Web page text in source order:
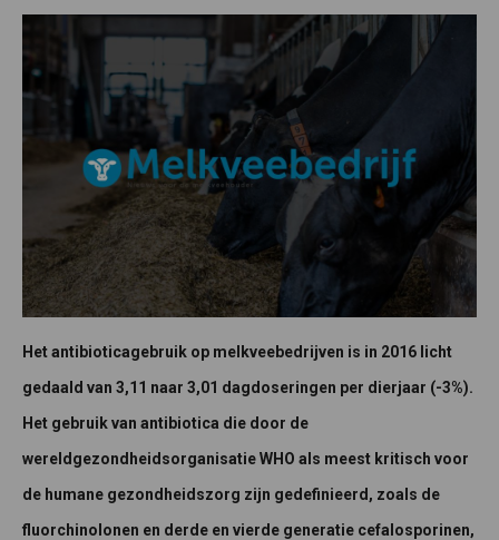
Het antibioticagebruik op melkveebedrijven is in 2016 licht
gedaald van 3,11 naar 3,01 dagdoseringen per dierjaar (-3%).
Het gebruik van antibiotica die door de
wereldgezondheidsorganisatie WHO als meest kritisch voor
de humane gezondheidszorg zijn gedefinieerd, zoals de
fluorchinolonen en derde en vierde generatie cefalosporinen,